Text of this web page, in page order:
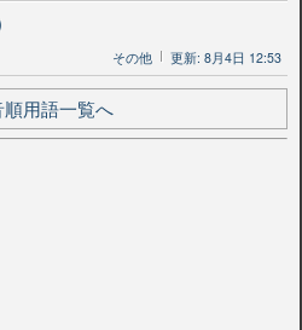
その他 更新: 8月4日 12:53
順用語一覧へ